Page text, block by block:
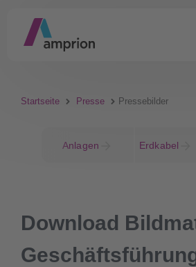
Startseite Presse Pressebilder
Anlagen Erdkabel
Download